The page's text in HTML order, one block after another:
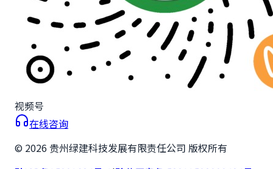
视频号
在线咨询
© 2026 贵州绿建科技发展有限责任公司 版权所有